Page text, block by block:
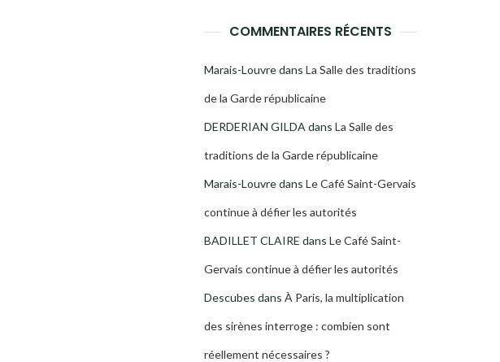
COMMENTAIRES RÉCENTS
Marais-Louvredans La Salle des traditions
de la Garde républicaine
DERDERIAN GILDA dans La Salle des
traditions de la Garde républicaine
Marais-Louvredans Le Café Saint-Gervais
continue à défier les autorités
BADILLET CLAIRE dans Le Café Saint-
Gervais continue à défier les autorités
Descubes dans À Paris, la multiplication
des sirènes interroge : combien sont
réellement nécessaires ?